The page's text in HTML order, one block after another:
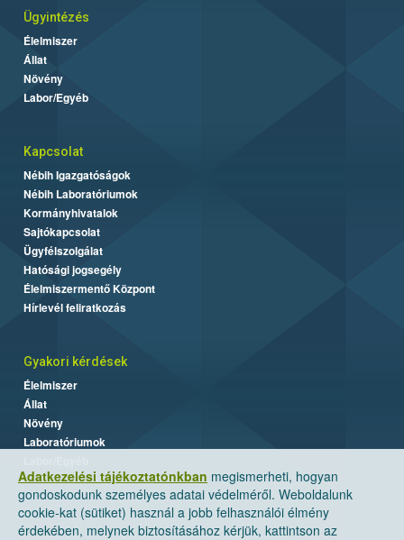
Adatkezelési tájékoztatónkban megismerheti, hogyan
gondoskodunk személyes adatai védelméről. Weboldalunk
cookie-kat (sütiket) használ a jobb felhasználói élmény
érdekében, melynek biztosításához kérjük, kattintson az
Ügyintézés
Élelmiszer
Állat
Növény
Labor/Egyéb
Kapcsolat
Nébih Igazgatóságok
Nébih Laboratóriumok
Kormányhivatalok
Sajtókapcsolat
Ügyfélszolgálat
Hatósági jogsegély
Élelmiszermentő Központ
Hírlevél feliratkozás
Gyakori kérdések
Élelmiszer
Állat
Növény
Laboratóriumok